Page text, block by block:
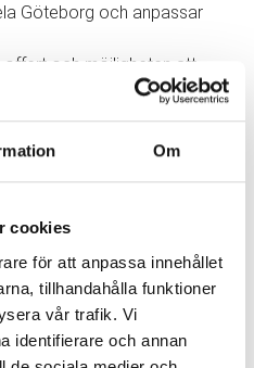
Om
cookies
för att anpassa innehållet
tillhandahålla funktioner
vår trafik. Vi
identifierare och annan
Göteborg och anpassar
offert och möjligheten att
så enkel som möjligt.
för dig, alla dagar i veckan!
vår prioritet. Vi har både